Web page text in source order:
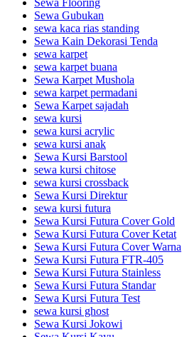
Sewa Flooring
Sewa Gubukan
sewa kaca rias standing
Sewa Kain Dekorasi Tenda
sewa karpet
sewa karpet buana
Sewa Karpet Mushola
sewa karpet permadani
Sewa Karpet sajadah
sewa kursi
sewa kursi acrylic
sewa kursi anak
Sewa Kursi Barstool
sewa kursi chitose
sewa kursi crossback
Sewa Kursi Direktur
sewa kursi futura
Sewa Kursi Futura Cover Gold
Sewa Kursi Futura Cover Ketat
Sewa Kursi Futura Cover Warna
Sewa Kursi Futura FTR-405
Sewa Kursi Futura Stainless
Sewa Kursi Futura Standar
Sewa Kursi Futura Test
sewa kursi ghost
Sewa Kursi Jokowi